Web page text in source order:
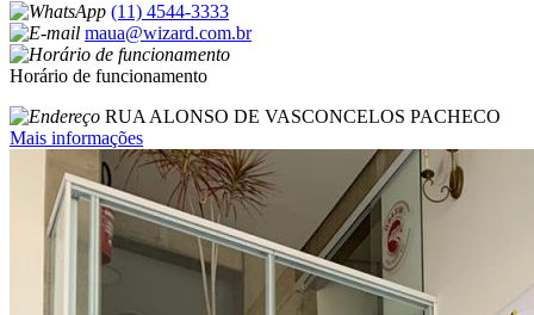
(11) 4544-3333
maua@wizard.com.br
Horário de funcionamento
RUA ALONSO DE VASCONCELOS PACHECO
Mais informações